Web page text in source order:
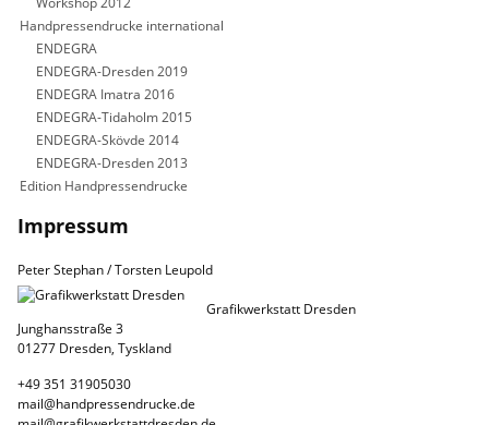
Handpressendrucke international
ENDEGRA
ENDEGRA-Dresden 2019
ENDEGRA Imatra 2016
ENDEGRA-Tidaholm 2015
ENDEGRA-Skövde 2014
ENDEGRA-Dresden 2013
Edition Handpressendrucke
Impressum
Peter Stephan / Torsten Leupold
Grafikwerkstatt Dresden
Junghansstraße 3
01277 Dresden, Tyskland
+49 351 31905030
mail@handpressendrucke.de